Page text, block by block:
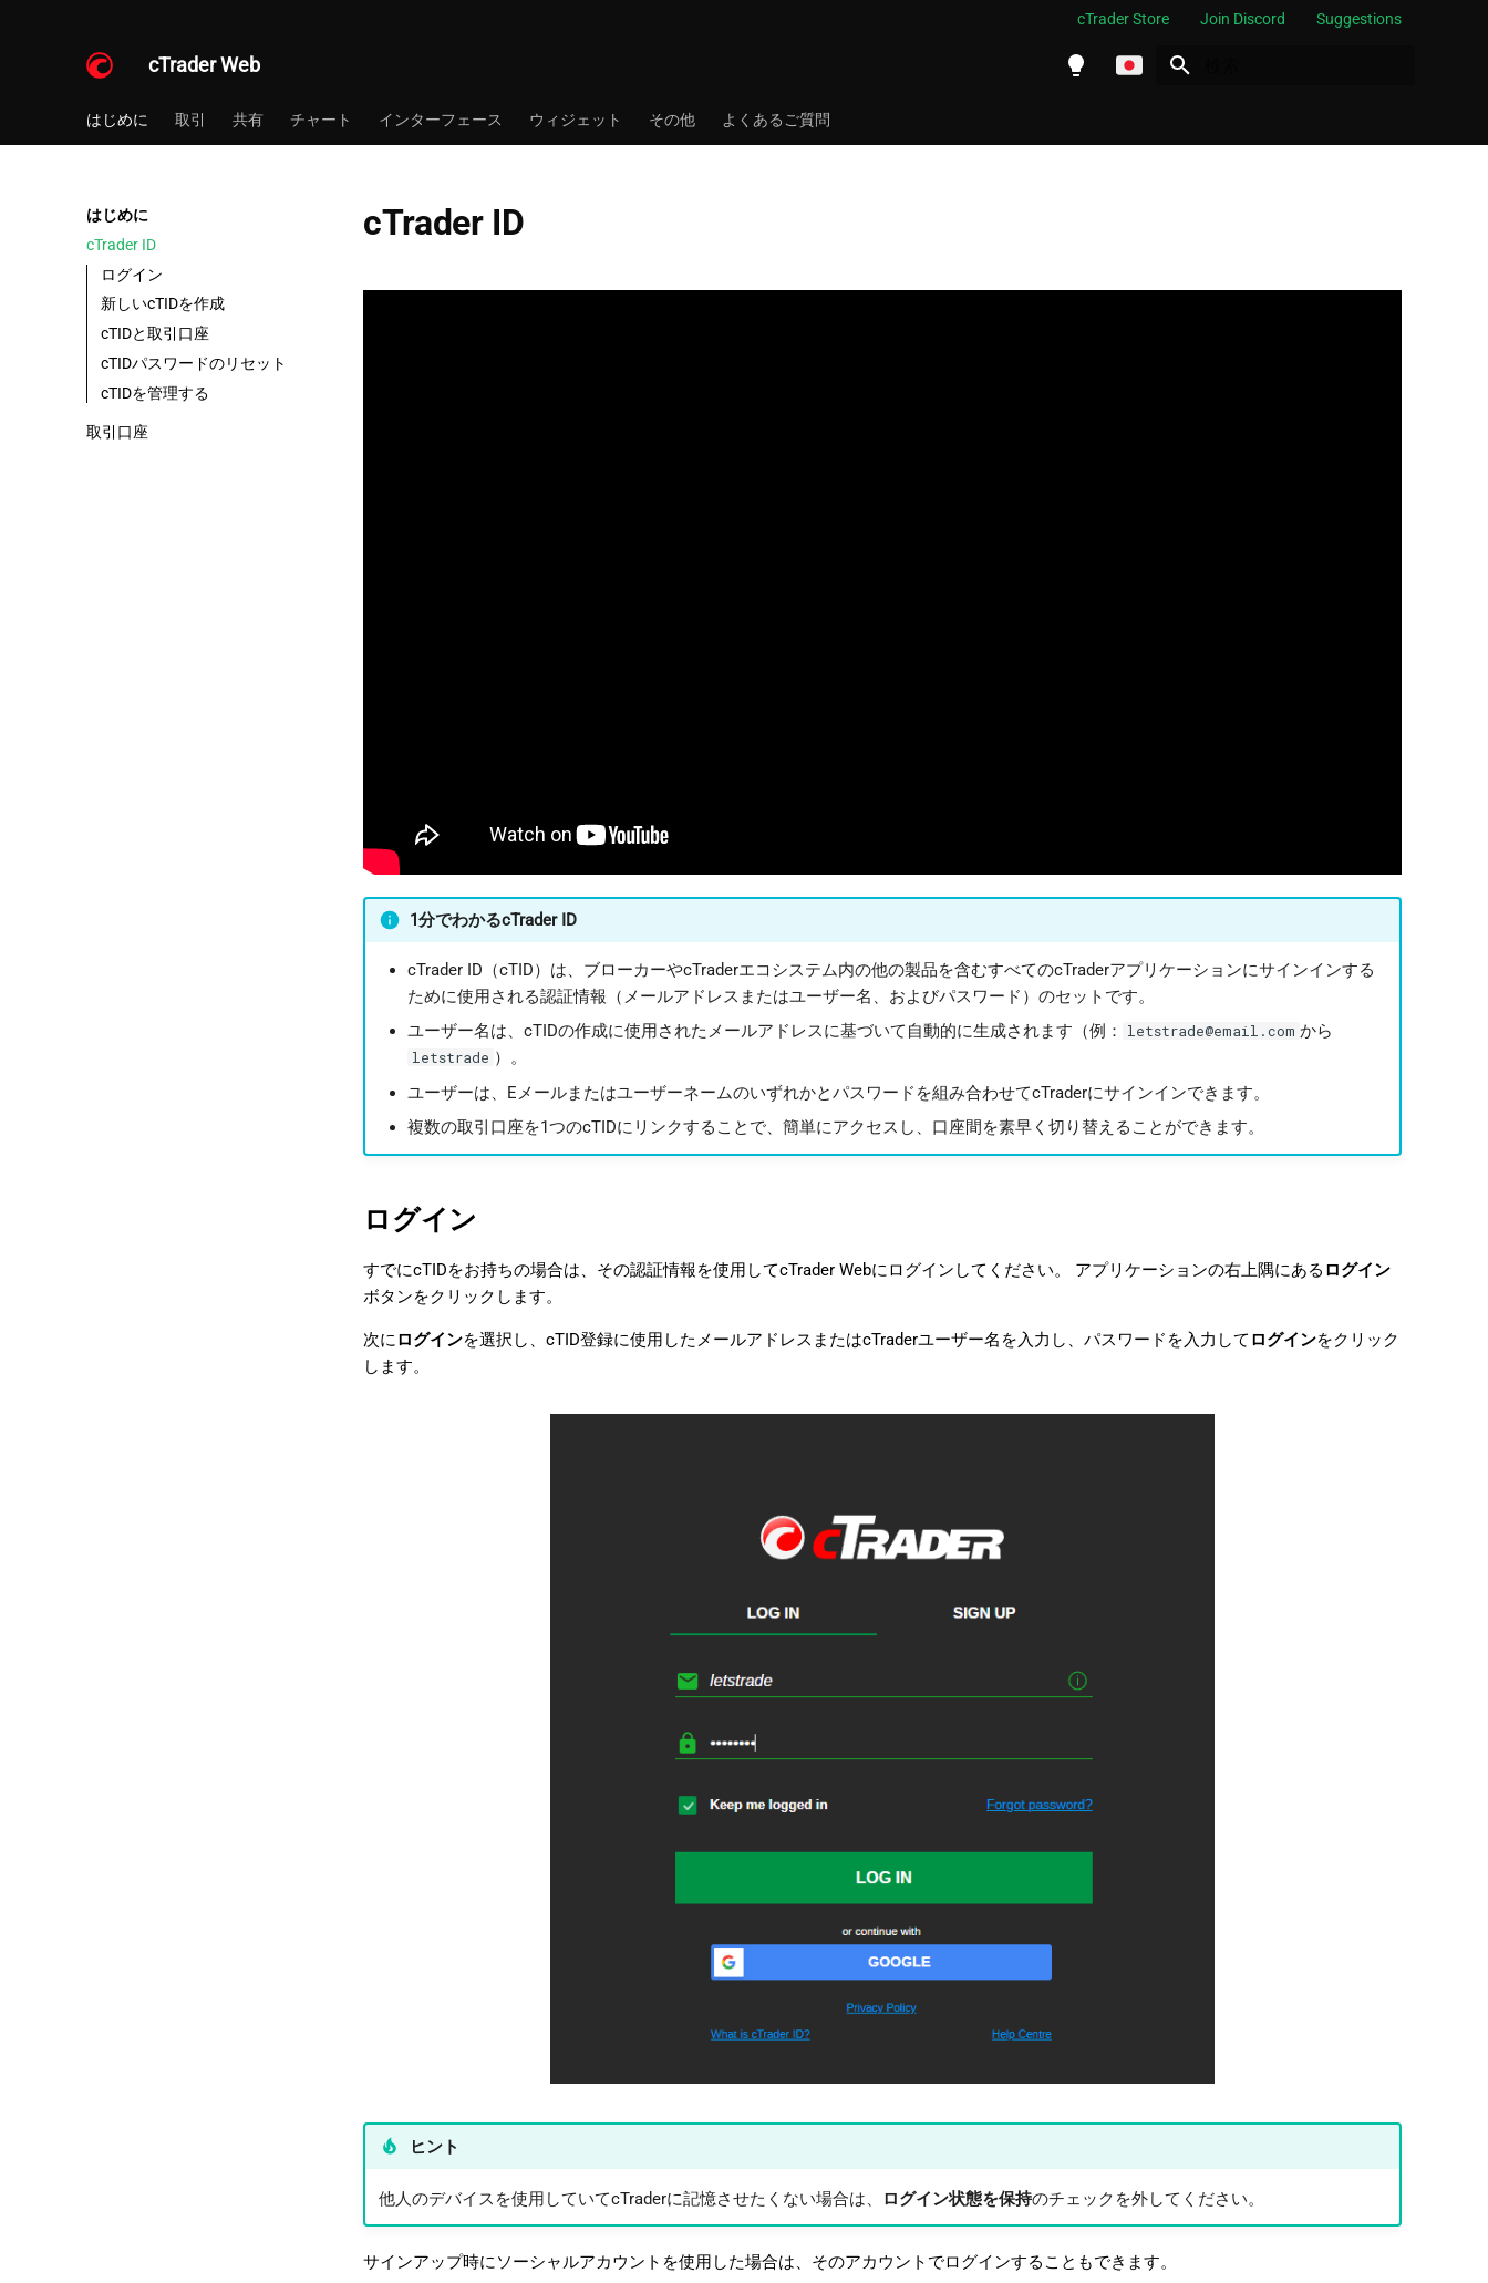
cTrader Store Join Discord Suggestions
cTrader Web
はじめに 取引 共有 チャート インターフェース ウィジェット その他 よくあるご質問
はじめに
cTrader ID
ログイン
新しいcTIDを作成
cTIDと取引口座
cTIDパスワードのリセット
cTIDを管理する
取引口座
cTrader ID
1分でわかるcTrader ID
cTrader ID（cTID）は、ブローカーやcTraderエコシステム内の他の製品を含むすべてのcTraderアプリケーションにサインインする
ために使用される認証情報（メールアドレスまたはユーザー名、およびパスワード）のセットです。
ユーザー名は、cTIDの作成に使用されたメールアドレスに基づいて自動的に生成されます（例：
letstrade@email.com から
letstrade ）。
ユーザーは、Eメールまたはユーザーネームのいずれかとパスワードを組み合わせてcTraderにサインインできます。
複数の取引口座を1つのcTIDにリンクすることで、簡単にアクセスし、口座間を素早く切り替えることができます。
ログイン
すでにcTIDをお持ちの場合は、その認証情報を使用してcTrader Webにログインしてください。 アプリケーションの右上隅にある ログイン
ボタンをクリックします。
次にログインを選択し、cTID登録に使用したメールアドレスまたはcTraderユーザー名を入力し、パスワードを入力して ログインをクリック
します。
ヒント
他人のデバイスを使用していてcTraderに記憶させたくない場合は、 ログイン状態を保持のチェックを外してください。
サインアップ時にソーシャルアカウントを使用した場合は、そのアカウントでログインすることもできます。